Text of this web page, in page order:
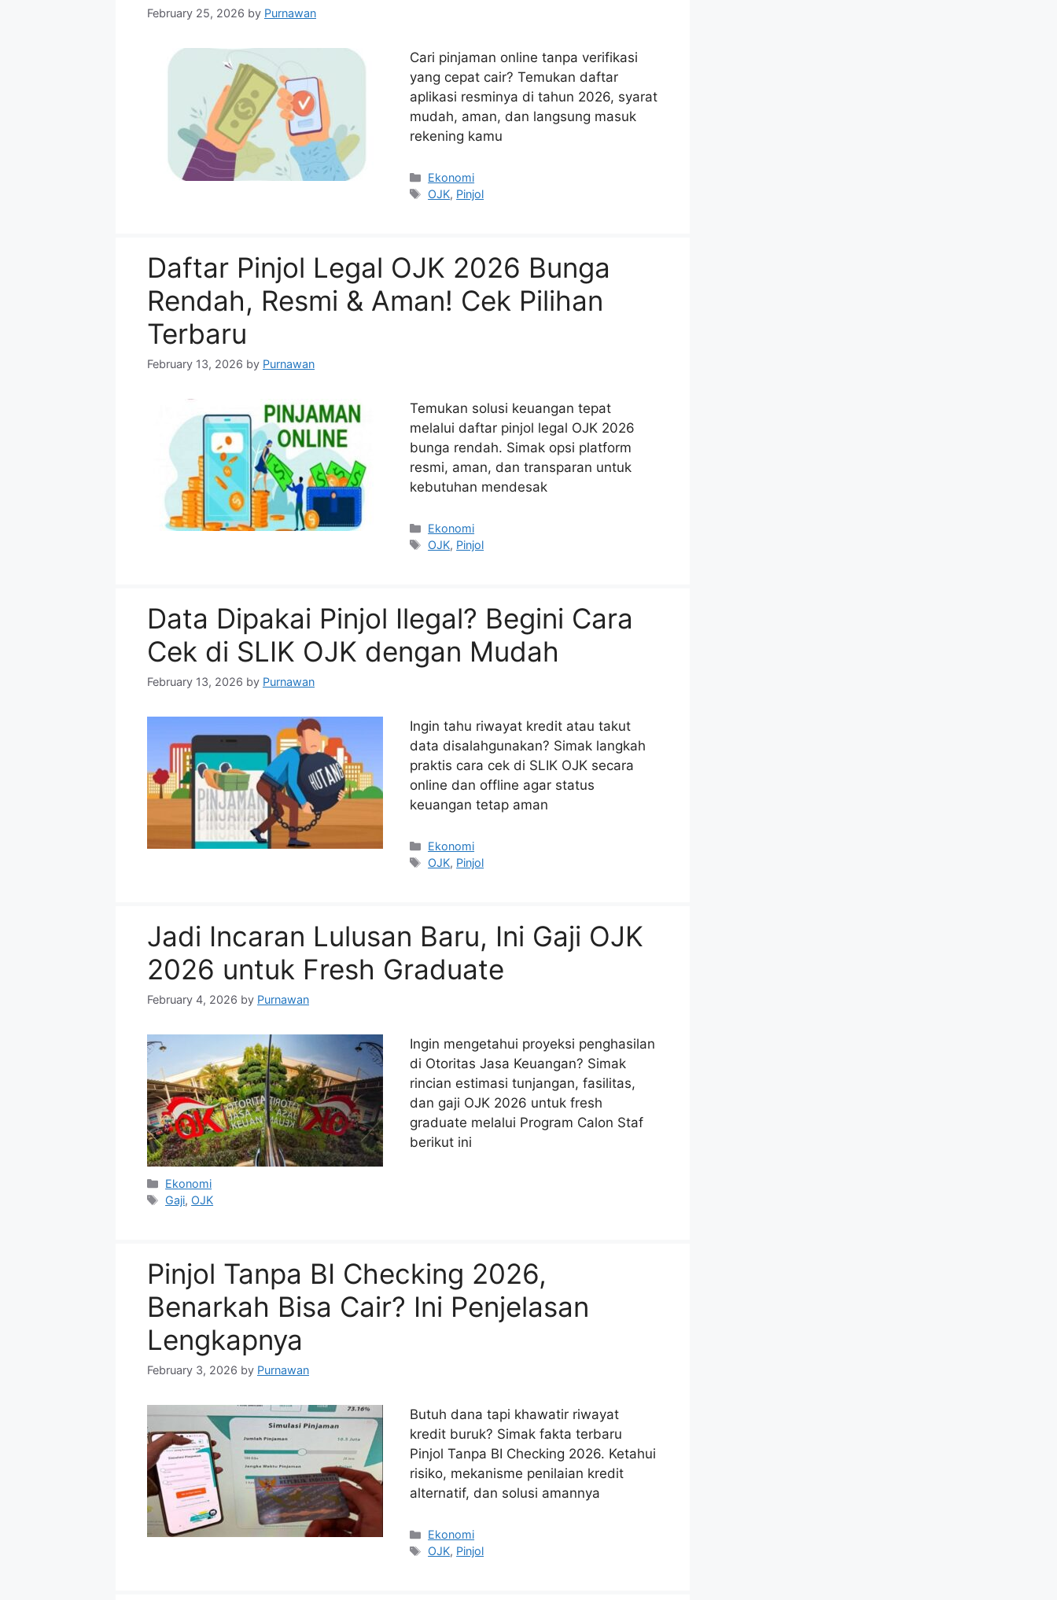
February 25, 2026 by Purnawan
Cari pinjaman online tanpa verifikasi
yang cepat cair? Temukan daftar
aplikasi resminya di tahun 2026, syarat
mudah, aman, dan langsung masuk
rekening kamu
Categories
Ekonomi
Tags
OJK, Pinjol
Daftar Pinjol Legal OJK 2026 Bunga
Rendah, Resmi & Aman! Cek Pilihan
Terbaru
February 13, 2026 by Purnawan
Temukan solusi keuangan tepat
melalui daftar pinjol legal OJK 2026
bunga rendah. Simak opsi platform
resmi, aman, dan transparan untuk
kebutuhan mendesak
Categories
Ekonomi
Tags
OJK, Pinjol
Data Dipakai Pinjol Ilegal? Begini Cara
Cek di SLIK OJK dengan Mudah
February 13, 2026 by Purnawan
Ingin tahu riwayat kredit atau takut
data disalahgunakan? Simak langkah
praktis cara cek di SLIK OJK secara
online dan offline agar status
keuangan tetap aman
Categories
Ekonomi
Tags
OJK, Pinjol
Jadi Incaran Lulusan Baru, Ini Gaji OJK
2026 untuk Fresh Graduate
February 4, 2026 by Purnawan
Ingin mengetahui proyeksi penghasilan
di Otoritas Jasa Keuangan? Simak
rincian estimasi tunjangan, fasilitas,
dan gaji OJK 2026 untuk fresh
graduate melalui Program Calon Staf
berikut ini
Categories
Ekonomi
Tags
Gaji, OJK
Pinjol Tanpa BI Checking 2026,
Benarkah Bisa Cair? Ini Penjelasan
Lengkapnya
February 3, 2026 by Purnawan
Butuh dana tapi khawatir riwayat
kredit buruk? Simak fakta terbaru
Pinjol Tanpa BI Checking 2026. Ketahui
risiko, mekanisme penilaian kredit
alternatif, dan solusi amannya
Categories
Ekonomi
Tags
OJK, Pinjol